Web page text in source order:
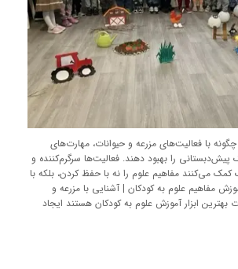
با فعالیت‌های مزرعه و حیوانات، مهارت‌های
را بهبود دهند. فعالیت‌ها سرگرم‌کننده و
می‌کنند مفاهیم علوم را نه با حفظ کردن، بلکه با
مفاهیم علوم به کودکان | آشنایی با مزرعه و
بهترین ابزار آموزش علوم به کودکان هستند ایجاد